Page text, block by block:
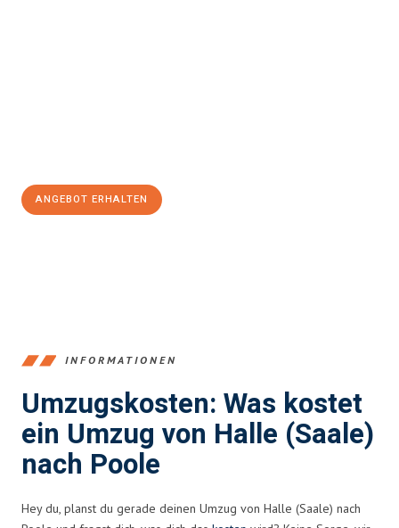
ANGEBOT ERHALTEN
INFORMATIONEN
Umzugskosten: Was kostet
ein Umzug von Halle (Saale)
nach Poole
Hey du, planst du gerade deinen Umzug von Halle (Saale) nach